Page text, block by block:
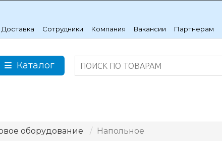
Доставка Сотрудники Компания Вакансии Партнерам
Каталог
оборудование Напольное